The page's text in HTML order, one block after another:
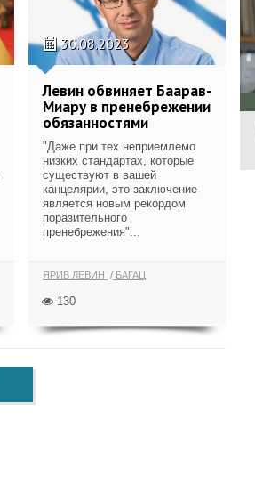
30.08.2023
Левин обвиняет Баарав-
Миару в пренебрежении
обязанностями
"Даже при тех неприемлемо
низких стандартах, которые
существуют в вашей
канцелярии, это заключение
является новым рекордом
поразительного
пренебрежения"...
ЯРИВ ЛЕВИН БАГАЦ
130